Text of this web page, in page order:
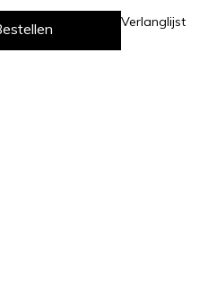
Verlanglijst